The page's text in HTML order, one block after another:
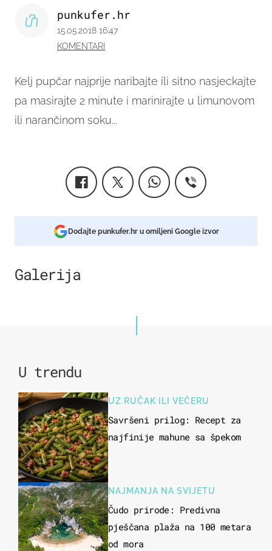
Kelj pupčar najprije naribajte ili sitno nasjeckajte
pa masirajte 2 minute i marinirajte u limunovom
ili narančinom soku...
punkufer.hr
15.05.2018 16:47
KOMENTARI
Dodajte punkufer.hr u omiljeni Google izvor
Galerija
U trendu
UZ RUČAK ILI VEČERU
Savršeni prilog: Recept za
najfinije mahune sa špekom
NAJMANJA NA SVIJETU
Čudo prirode: Predivna
pješčana plaža na 100 metara
od mora